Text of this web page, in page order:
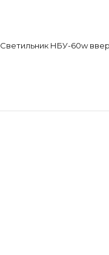
Светильник НБУ-60w